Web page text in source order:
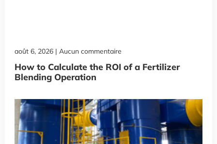
How to Calculate the ROI of a Fertilizer
Blending Operation
août 6, 2026 Aucun commentaire